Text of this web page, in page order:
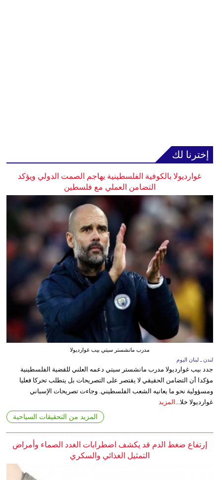
إخترنا لك
غوارديولا بالكوفية الفلسطينية يهاجم الصمت الدولي ويؤكد
التضامن العملي مع فلسطين
مدرب مانشستر سيتي بيب غوارديولا
لندن ـ لبنان اليوم
جدد بيب غوارديولا مدرب مانشستر سيتي دعمه العلني للقضية الفلسطينية
مؤكدا أن التضامن الحقيقي لا يقتصر على التصريحات بل يتطلب تحركا فعليا
ومسؤولية نحو ما يعانيه الشعب الفلسطيني. وجاءت تصريحات الإسباني
غوارديولا خلا...
المزيد
المزيد من التحقيقات السياحية
إرتفاع ضغط الدم قد يكشف اضطرابات الغدد الصماء وأمراض
التمثيل الغذائي والسكري